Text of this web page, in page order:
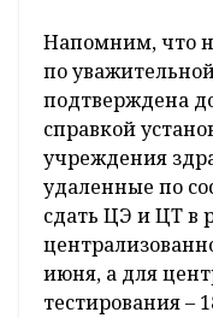
Напомним, что
по
подтверждена
справкой
учреждения
удаленные по
сдать ЦЭ и ЦТ в
июня, а для
тестирования –